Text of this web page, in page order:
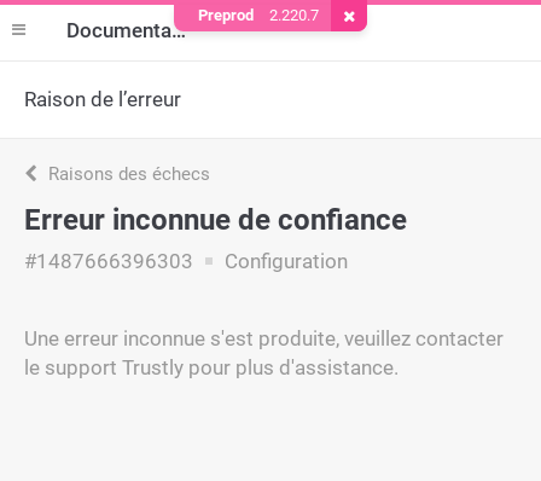
Documentation
Raison de l’erreur
Raisons des échecs
Erreur inconnue de confiance
#1487666396303 Configuration
Une erreur inconnue s'est produite, veuillez contacter
le support Trustly pour plus d'assistance.
Preprod 2.220.7 Supprimer le cookie